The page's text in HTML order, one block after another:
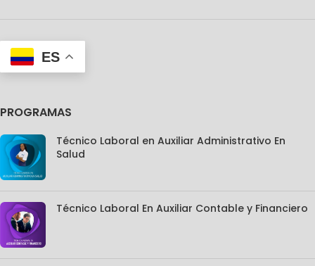
ES
PROGRAMAS
Técnico Laboral en Auxiliar Administrativo En
Salud
Técnico Laboral En Auxiliar Contable y Financiero